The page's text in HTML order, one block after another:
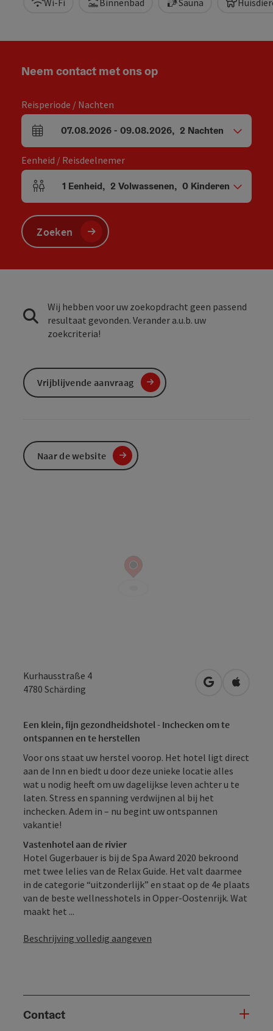
Wi-Fi Binnenbad Sauna
Kurhausstraße 4
4780 Schärding Openen in
Een klein, fijn gezondheidshotel - Inchecken om te
ontspannen en te herstellen
Voor ons staat uw herstel voorop. Het hotel ligt direct
aan de Inn en biedt u door deze unieke locatie alles
wat u nodig heeft om uw dagelijkse leven achter u te
laten. Stress en spanning verdwijnen al bij het
inchecken. Adem in – nu begint uw ontspannen
vakantie!
Vastenhotel aan de rivier
Hotel Gugerbauer is bij de Spa Award 2020 bekroond
met twee lelies van de Relax Guide. Het valt daarmee
in de categorie “uitzonderlijk” en staat op de 4e plaats
van de beste wellnesshotels in Opper-Oostenrijk. Wat
maakt het ...
Beschrijving volledig aangeven
Contact
Neem contact met ons op
Reisperiode / Nachten
Velden voor aankomst en vertrek
07.08.2026- 09.08.2026, 2 Nachten
Eenheid / Reisdeelnemer
Aantal eenheden en persoonsvelden
1 Eenheid, 2 Volwassenen, 0 Kinderen
Zoeken
Wij hebben voor uw zoekopdracht geen passend
resultaat gevonden. Verander a.u.b. uw
zoekcriteria!
Vrijblijvende aanvraag
Naar de website